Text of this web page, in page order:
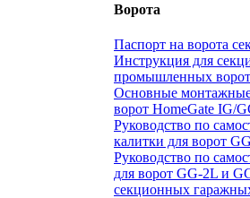
Ворота
Паспорт на ворота
Инструкция для
промышленных
Основные
ворот HomeGate IG/
Руководство по
калитки для ворот
Руководство по
для ворот GG-2L и
секционных